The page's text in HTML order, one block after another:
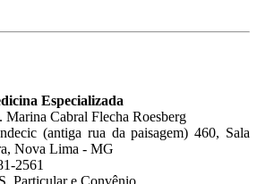
Especializada
Marina Cabral Flecha Roesberg
(antiga rua da paisagem) 460, Sala
Nova Lima - MG
2561
Particular e Convênio